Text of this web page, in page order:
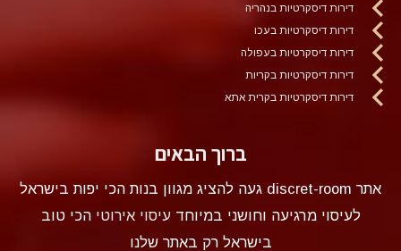
דירות דיסקרטיות בנהריה
דירות דיסקרטיות בעכו
דירות דיסקרטיות בעפולה
דירות דיסקרטיות בקריות
דירות דיסקרטיות בקרית אתא
ברוך הבאים
אתר discret-room געה להציג מגוון בנות הכי יפות בישראל
לעיסוי מרגיעה וחושני במיוחדעיסוי אירוטי הכי טוב
בישראל רק באתר שלנו